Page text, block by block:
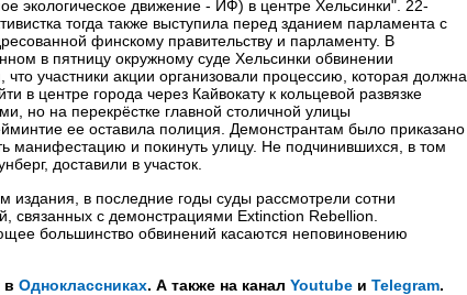
экологическое движение - ИФ) в центре Хельсинки". 22-
тогда также выступила перед зданием парламента с
финскому правительству и парламенту. В
в пятницу окружному суде Хельсинки обвинении
что участники акции организовали процессию, которая должна
в центре города через Кайвокату к кольцевой развязке
но на перекрёстке главной столичной улицы
ее оставила полиция. Демонстрантам было приказано
манифестацию и покинуть улицу. Не подчинившихся, в том
доставили в участок.
издания, в последние годы суды рассмотрели сотни
связанных с демонстрациями Extinction Rebellion.
большинство обвинений касаются неповиновению
в Одноклассниках. А также на канал Youtube и Telegram.